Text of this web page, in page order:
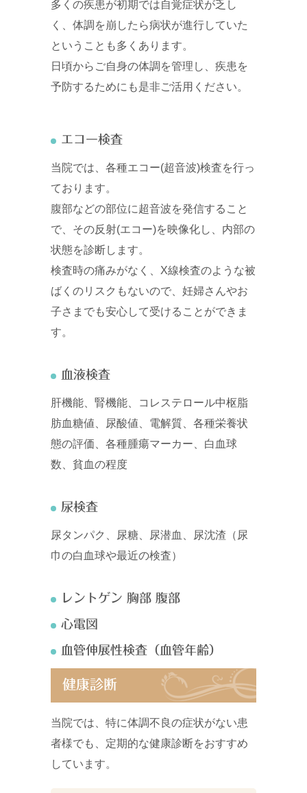
多くの疾患が初期では自覚症状が乏し
く、体調を崩したら病状が進行していた
ということも多くあります。
日頃からご自身の体調を管理し、疾患を
予防するためにも是非ご活用ください。
エコー検査
当院では、各種エコー(超音波)検査を行っ
ております。
腹部などの部位に超音波を発信すること
で、その反射(エコー)を映像化し、内部の
状態を診断します。
検査時の痛みがなく、X線検査のような被
ばくのリスクもないので、妊婦さんやお
子さまでも安心して受けることができま
す。
血液検査
肝機能、腎機能、コレステロール中枢脂
肪血糖値、尿酸値、電解質、各種栄養状
態の評価、各種腫瘍マーカー、白血球
数、貧血の程度
尿検査
尿タンパク、尿糖、尿潜血、尿沈渣（尿
巾の白血球や最近の検査）
レントゲン 胸部 腹部
心電図
血管伸展性検査（血管年齢）
健康診断
当院では、特に体調不良の症状がない患
者様でも、定期的な健康診断をおすすめ
しています。